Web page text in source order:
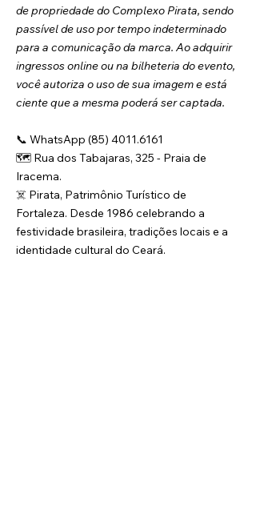
de propriedade do Complexo Pirata, sendo
passível de uso por tempo indeterminado
para a comunicação da marca. Ao adquirir
ingressos online ou na bilheteria do evento,
você autoriza o uso de sua imagem e está
ciente que a mesma poderá ser captada.
📞 WhatsApp (85) 4011.6161
🗺️ Rua dos Tabajaras, 325 - Praia de
Iracema.
☠️ Pirata, Patrimônio Turístico de
Fortaleza. Desde 1986 celebrando a
festividade brasileira, tradições locais e a
identidade cultural do Ceará.